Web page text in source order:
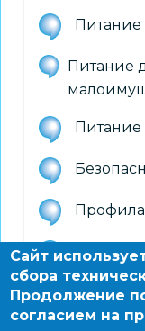
Питание
Питание
Питание
Приказы
Сайт
сбора
Продолжение
согласием на